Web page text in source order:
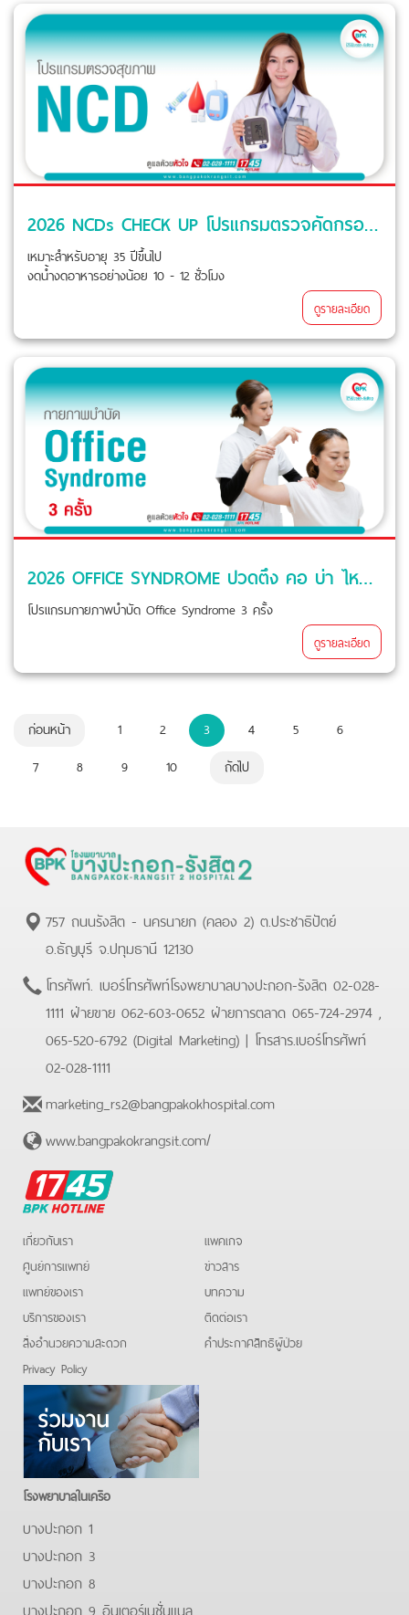
2026 NCDs CHECK UP โปรแกรมตรวจคัดกรอง เบาหวาน ความดัน ไขมัน ที่โรงพยาบาลบางปะกอก-รังสิต2
เหมาะสำหรับอายุ 35 ปีขึ้นไป
งดน้ำงดอาหารอย่างน้อย 10 - 12 ชั่วโมง
ดูรายละเอียด
2026 OFFICE SYNDROME ปวดตึง คอ บ่า ไหล่ หลัง (3 ครั้ง) ที่ โรงพยาบาลบางปะกอก รังสิต 2
โปรแกรมกายภาพบำบัด Office Syndrome 3 ครั้ง
ดูรายละเอียด
ก่อนหน้า 1 2 3 4 5
6
7
8 9 10 ถัดไป
757 ถนนรังสิต - นครนายก (คลอง 2) ต.ประชาธิปัตย์
อ.ธัญบุรี จ.ปทุมธานี 12130
โทรศัพท์. เบอร์โทรศัพท์โรงพยาบาลบางปะกอก-รังสิต 02-028-
1111 ฝ่ายขาย 062-603-0652 ฝ่ายการตลาด 065-724-2974 ,
065-520-6792 (Digital Marketing) | โทรสาร.เบอร์โทรศัพท์
02-028-1111
marketing_rs2@bangpakokhospital.com
www.bangpakokrangsit.com/
BPK
Hotline
เกี่ยวกับเรา
ศูนย์การแพทย์
แพทย์ของเรา
บริการของเรา
สิ่งอำนวยความสะดวก
Privacy Policy
แพคเกจ
ข่าวสาร
บทความ
ติดต่อเรา
คําประกาศสิทธิผู้ป่วย
โรงพยาบาลในเครือ
บางปะกอก 1
บางปะกอก 3
บางปะกอก 8
บางปะกอก 9 อินเตอร์เนชั่นแนล